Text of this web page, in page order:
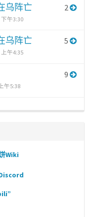
乌阵亡
午3:30
2
乌阵亡
午4:35
5
午5:38
9